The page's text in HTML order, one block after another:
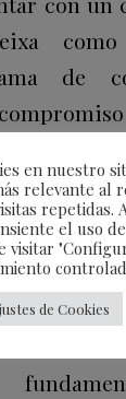
de
y
la
en nuestro
relevante al
repetidas.
el uso
visitar
de Cookies